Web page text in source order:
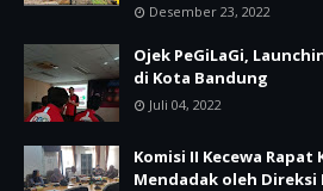
Desember 23, 2022
Ojek PeGiLaGi,
di Kota Bandung
Juli 04, 2022
Komisi II Kecewa
Mendadak oleh Direksi